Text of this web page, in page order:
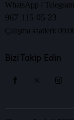
WhatsApp /
967 115 05 23
Çalışma saatleri:
Bizi Takip Edin